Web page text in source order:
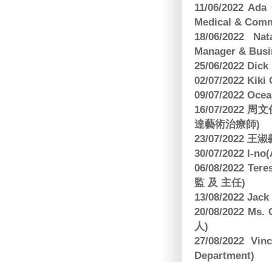
11/06/2022
Medical &
18/06/2022
Manager &
25/06/2022
02/07/2022 Kiki
09/07/2022
16/07/2022 周
達藝術治療師)
23/07/2022 王
30/07/2022 I-
06/08/2022
監 及 主任)
13/08/2022
20/08/2022
人)
27/08/2022
Department)